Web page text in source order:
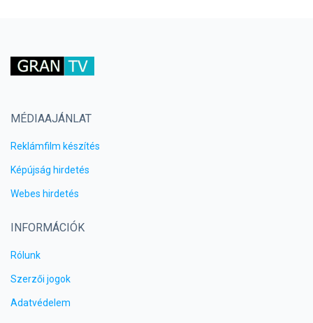
MÉDIAAJÁNLAT
Reklámfilm készítés
Képújság hirdetés
Webes hirdetés
INFORMÁCIÓK
Rólunk
Szerzői jogok
Adatvédelem